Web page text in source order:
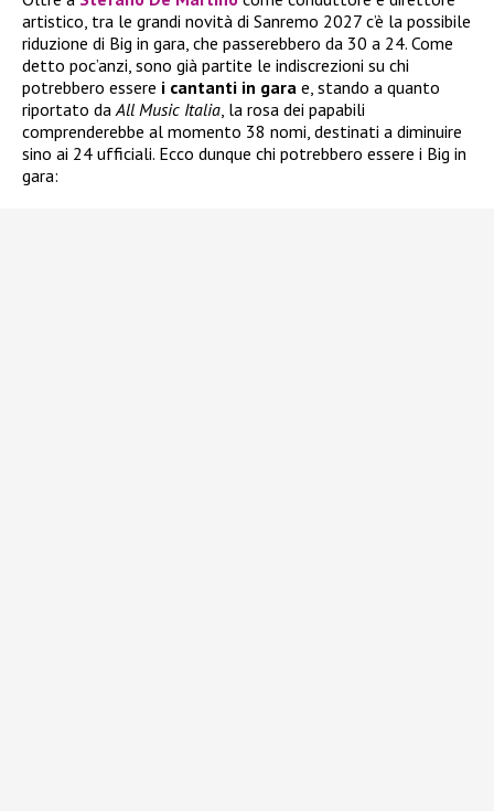
artistico, tra le grandi novità di Sanremo 2027 c’è la possibile
riduzione di Big in gara, che passerebbero da 30 a 24. Come
detto poc’anzi, sono già partite le indiscrezioni su chi
potrebbero essere i cantanti in gara e, stando a quanto
riportato daAll Music Italia, la rosa dei papabili
comprenderebbe al momento 38 nomi, destinati a diminuire
sino ai 24 ufficiali. Ecco dunque chi potrebbero essere i Big in
gara: